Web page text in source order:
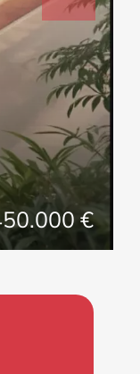
€